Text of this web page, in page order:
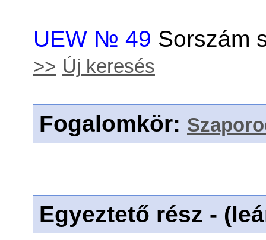
UEW № 49 Sorszám
>> Új keresés
Fogalomkör:
Egyeztető rész -